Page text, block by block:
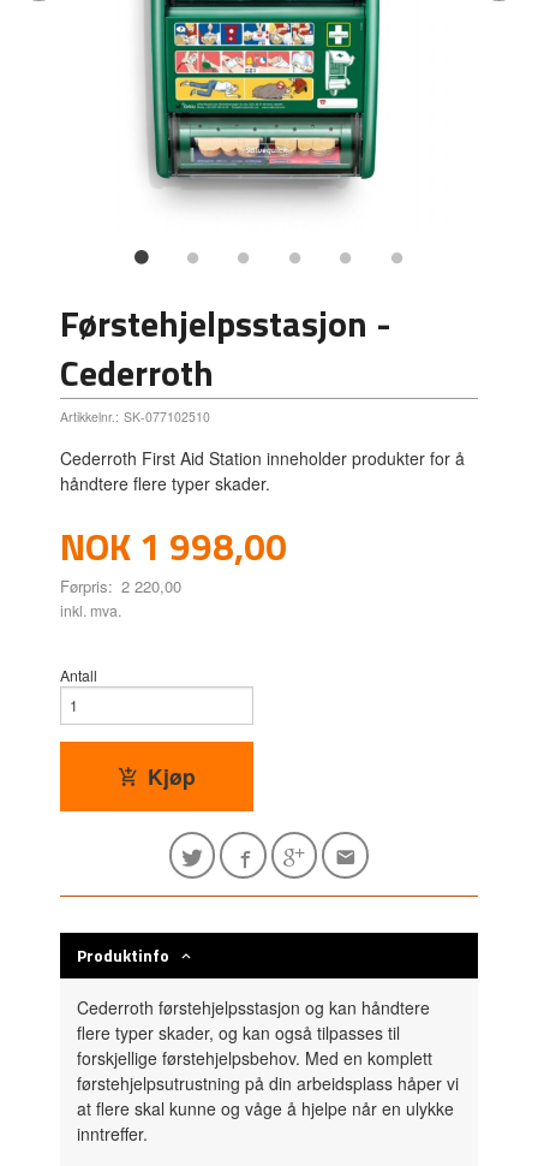
Førstehjelpsstasjon -
Cederroth
Artikkelnr.: SK-077102510
Cederroth First Aid Station inneholder produkter for å
håndtere flere typer skader.
Tilbud
NOK1 998,00
Førpris: 2 220,00
Rabatt
inkl. mva.
Antall
Kjøp
Produktinfo
Cederroth førstehjelpsstasjon og kan håndtere
flere typer skader, og kan også tilpasses til
forskjellige førstehjelpsbehov. Med en komplett
førstehjelpsutrustning på din arbeidsplass håper vi
at flere skal kunne og våge å hjelpe når en ulykke
inntreffer.